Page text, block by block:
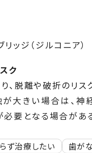
ッジ（ジルコニア）
ク
、脱離や破折のリス
大きい場合は、神
必要となる場合があ
ず治療したい
歯が